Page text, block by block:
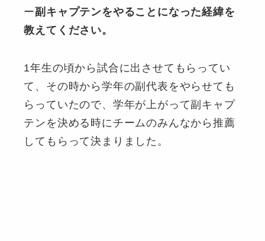
ー副キャプテンをやることになった経緯を
教えてください。
1年生の頃から試合に出させてもらってい
て、その時から学年の副代表をやらせても
らっていたので、学年が上がって副キャプ
テンを決める時にチームのみんなから推薦
してもらって決まりました。